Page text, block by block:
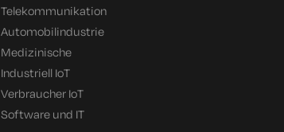
Telekommunikation
Automobilindustrie
Medizinische
Industriell IoT
Verbraucher IoT
Software und IT